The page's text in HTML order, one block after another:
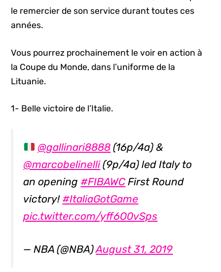
le remercier de son service durant toutes ces
années.
Vous pourrez prochainement le voir en action à
la Coupe du Monde, dans l’uniforme de la
Lituanie.
1- Belle victoire de l’Italie.
@gallinari8888 (16p/4a) &
@marcobelinelli(9p/4a) led Italy to
an opening #FIBAWC First Round
victory! #ItaliaGotGame
pic.twitter.com/yff6O0vSps
— NBA (@NBA)August 31, 2019